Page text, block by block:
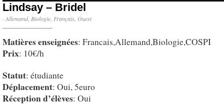
Lindsay – Bridel
· Allemand, Biologie Français Ouest
Matières enseignées: Francais,Allemand,Biologie,COSPI
Prix: 10€/h
Statut: étudiante
Déplacement: Oui, 5euro
Réception d’élèves: Oui